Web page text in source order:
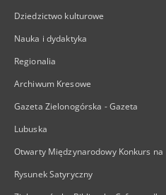
Dziedzictwo kulturowe
Nauka i dydaktyka
Regionalia
Archiwum Kresowe
Gazeta Zielonogórska - Gazeta
Lubuska
Otwarty Międzynarodowy Konkurs na
Rysunek Satyryczny